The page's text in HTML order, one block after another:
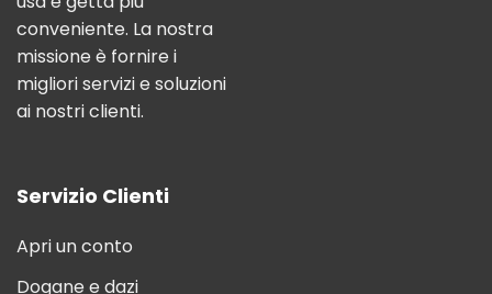
conveniente. La nostra
missione è fornire i
migliori servizi e soluzioni
ai nostri clienti.
Servizio Clienti
Apri un conto
Dogane e dazi